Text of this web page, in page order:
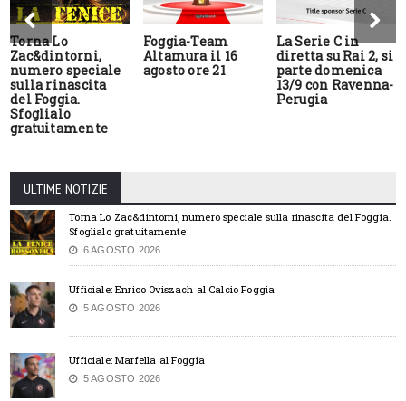
Torna Lo
Zac&dintorni,
numero speciale
sulla rinascita
del Foggia.
Sfoglialo
gratuitamente
Foggia-Team
Altamura il 16
agosto ore 21
La Serie C in
diretta su Rai 2, si
parte domenica
13/9 con Ravenna-
Perugia
ULTIME NOTIZIE
Torna Lo Zac&dintorni, numero speciale sulla rinascita del Foggia.
Sfoglialo gratuitamente
6 AGOSTO 2026
Ufficiale: Enrico Oviszach al Calcio Foggia
5 AGOSTO 2026
Ufficiale: Marfella al Foggia
5 AGOSTO 2026